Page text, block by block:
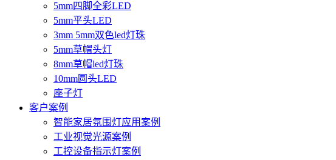
5mm四脚全彩LED
5mm平头LED
3mm 5mm双色led灯珠
5mm草帽头灯
8mm草帽led灯珠
10mm圆头LED
座子灯
客户案例
智能家居氛围灯应用案例
工业视觉光源案例
工控设备指示灯案例